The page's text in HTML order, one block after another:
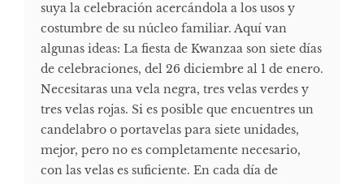
suya la celebración acercándola a los usos y
costumbre de su núcleo familiar. Aquí van
algunas ideas: La fiesta de Kwanzaa son siete días
de celebraciones, del 26 diciembre al 1 de enero.
Necesitaras una vela negra, tres velas verdes y
tres velas rojas. Si es posible que encuentres un
candelabro o portavelas para siete unidades,
mejor, pero no es completamente necesario,
con las velas es suficiente. En cada día de